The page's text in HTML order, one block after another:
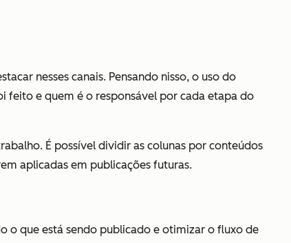
nesses canais. Pensando nisso, o uso do
feito e quem é o responsável por cada etapa do
É possível dividir as colunas por conteúdos
aplicadas em publicações futuras.
o que está sendo publicado e otimizar o fluxo de